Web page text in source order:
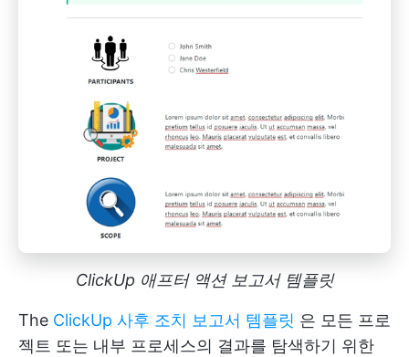
ClickUp 애프터 액션 보고서 템플릿
The ClickUp 사후 조치 보고서 템플릿 은 모든 프로
젝트 또는 내부 프로세스의 결과를 탐색하기 위한